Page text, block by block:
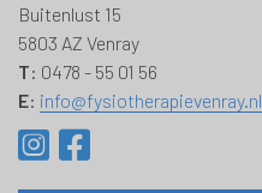
Buitenlust 15
5803 AZ Venray
T: 0478 - 55 01 56
E: info@fysiotherapievenray.nl